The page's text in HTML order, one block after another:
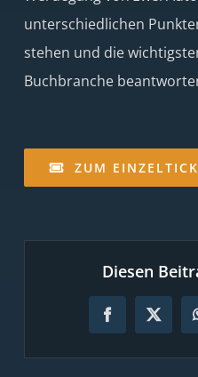
unterschiedlichen
stehen und die
Buchbranche
ZUM
Diesen
Facebook
X